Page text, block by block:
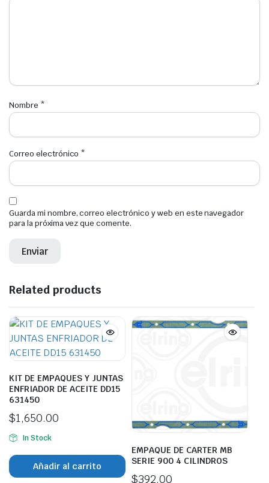
Nombre *
Correo electrónico *
Guarda mi nombre, correo electrónico y web en este navegador
para la próxima vez que comente.
Related products
KIT DE EMPAQUES Y JUNTAS
ENFRIADOR DE ACEITE DD15
631450
$1,650.00
In Stock
Añadir al carrito
EMPAQUE DE CARTER MB
SERIE 900 4 CILINDROS
$392.00